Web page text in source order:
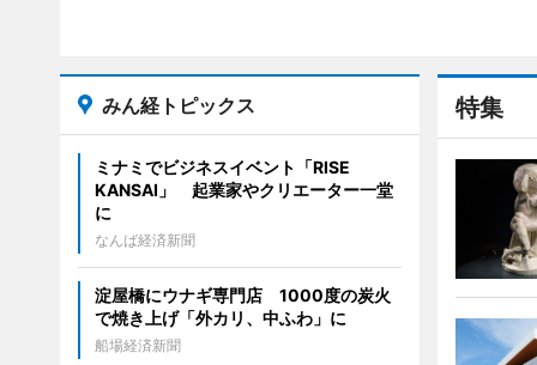
特集
みん経トピックス
ミナミでビジネスイベント「RISE
KANSAI」 起業家やクリエーター一堂
に
なんば経済新聞
淀屋橋にウナギ専門店 1000度の炭火
で焼き上げ「外カリ、中ふわ」に
船場経済新聞